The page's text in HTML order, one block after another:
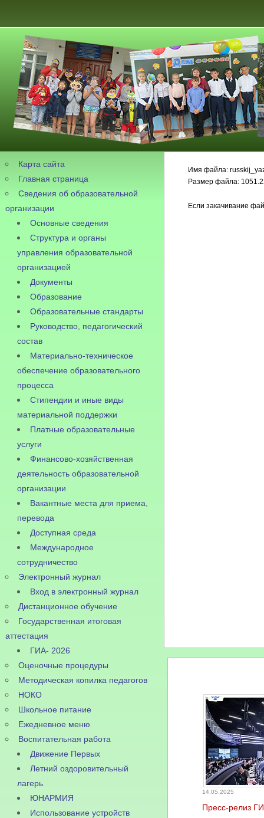
Карта сайта
Главная страница
Сведения об образовательной
организации
Основные сведения
Структура и органы
управления образовательной
организацией
Документы
Образование
Образовательные стандарты
Руководство, педагогический
состав
Материально-техническое
обеспечение образовательного
процесса
Стипендии и иные виды
материальной поддержки
Платные образовательные
услуги
Финансово-хозяйственная
деятельность образовательной
организации
Вакантные места для приема,
перевода
Доступная среда
Международное
сотрудничество
Электронный журнал
Вход в электронный журнал
Дистанционное обучение
Государственная итоговая
аттестация
ГИА- 2026
Оценочные процедуры
Методическая копилка педагогов
НОКО
Школьное питание
Ежедневное меню
Воспитательная работа
Движение Первых
Летний оздоровительный
лагерь
ЮНАРМИЯ
Использование устройств
Имя файла:
Размер файла:
Если закачивание
14.05.2025
Пресс-релиз